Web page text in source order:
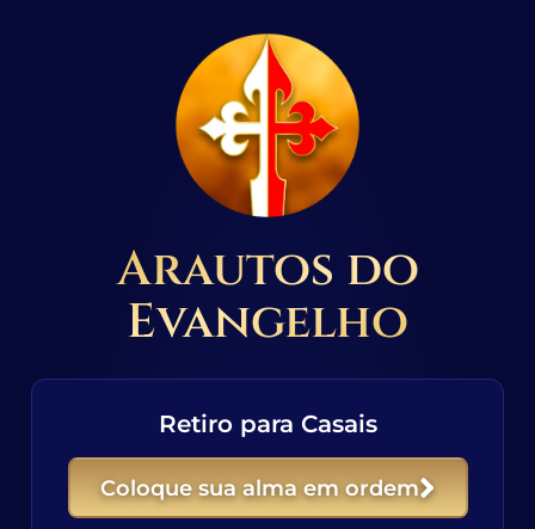
Arautos do
Evangelho
Retiro para Casais
Coloque sua alma em ordem